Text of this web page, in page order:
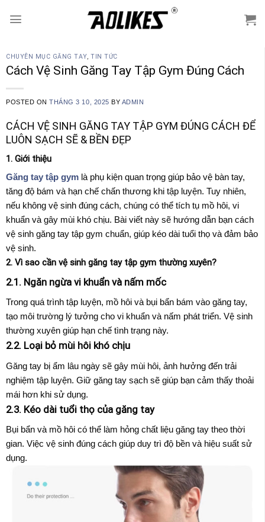
CHUYÊN MỤC GĂNG TAY,TIN TỨC
Cách Vệ Sinh Găng Tay Tập Gym Đúng Cách
POSTED ONTHÁNG 3 10, 2025 BY ADMIN
CÁCH VỆ SINH GĂNG TAY TẬP GYM ĐÚNG CÁCH ĐỂ
LUÔN SẠCH SẼ & BỀN ĐẸP
1. Giới thiệu
Găng tay tập gym là phụ kiện quan trọng giúp bảo vệ bàn tay,
tăng độ bám và hạn chế chấn thương khi tập luyện. Tuy nhiên,
nếu không vệ sinh đúng cách, chúng có thể tích tụ mồ hôi, vi
khuẩn và gây mùi khó chịu. Bài viết này sẽ hướng dẫn bạn cách
vệ sinh găng tay tập gym chuẩn, giúp kéo dài tuổi thọ và đảm bảo
vệ sinh.
2. Vì sao cần vệ sinh găng tay tập gym thường xuyên?
2.1. Ngăn ngừa vi khuẩn và nấm mốc
Trong quá trình tập luyện, mồ hôi và bụi bẩn bám vào găng tay,
tạo môi trường lý tưởng cho vi khuẩn và nấm phát triển. Vệ sinh
thường xuyên giúp hạn chế tình trạng này.
2.2. Loại bỏ mùi hôi khó chịu
Găng tay bị ẩm lâu ngày sẽ gây mùi hôi, ảnh hưởng đến trải
nghiệm tập luyện. Giữ găng tay sạch sẽ giúp bạn cảm thấy thoải
mái hơn khi sử dụng.
2.3. Kéo dài tuổi thọ của găng tay
Bụi bẩn và mồ hôi có thể làm hỏng chất liệu găng tay theo thời
gian. Việc vệ sinh đúng cách giúp duy trì độ bền và hiệu suất sử
dụng.